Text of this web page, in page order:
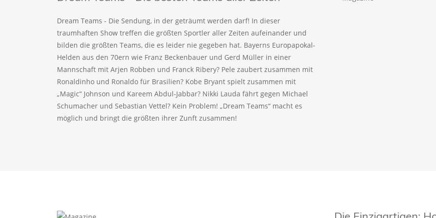
Dream Teams - Die Sendung, in der geträumt werden darf! In dieser
traumhaften Show treffen die größten Sportler aller Zeiten aufeinander und
bilden die größten Teams, die es leider nie gegeben hat. Bayerns Europapokal-
Helden aus den 70ern wie Franz Beckenbauer und Gerd Müller in einer
Mannschaft mit Arjen Robben und Franck Ribery? Pele zaubert zusammen mit
Ronaldinho und Ronaldo für Brasilien? Kobe Bryant spielt zusammen mit
„Magic“ Johnson und Kareem Abdul-Jabbar? Nikki Lauda fährt gegen Michael
Schumacher und Sebastian Vettel? Kein Problem! „Dream Teams“ macht es
möglich und bringt die größten ihrer Zunft zusammen!